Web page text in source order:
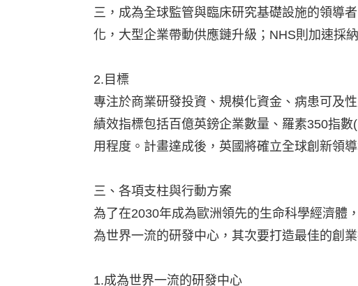
三，成為全球監管與臨床研究基礎設施的領導
化，大型企業帶動供應鏈升級；NHS則加速採
2.目標
專注於商業研發投資、規模化資金、病患可及
績效指標包括百億英鎊企業數量、羅素350指
用程度。計畫達成後，英國將確立全球創新領
三、各項支柱與行動方案
為了在2030年成為歐洲領先的生命科學經濟體
為世界一流的研發中心，其次要打造最佳的創
1.成為世界一流的研發中心